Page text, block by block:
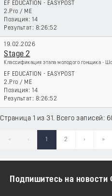
EF EDUCATION - EASYPOST
2.Pro / ME
14
8:26:52
19.02.2026
Stage 2
Классификация этапа молодого гонщика -
EF EDUCATION - EASYPOST
2.Pro / ME
14
8:26:52
Страница 1 из 31. Всего записей:
« ‹ 1 2 › »
Подпишитесь на